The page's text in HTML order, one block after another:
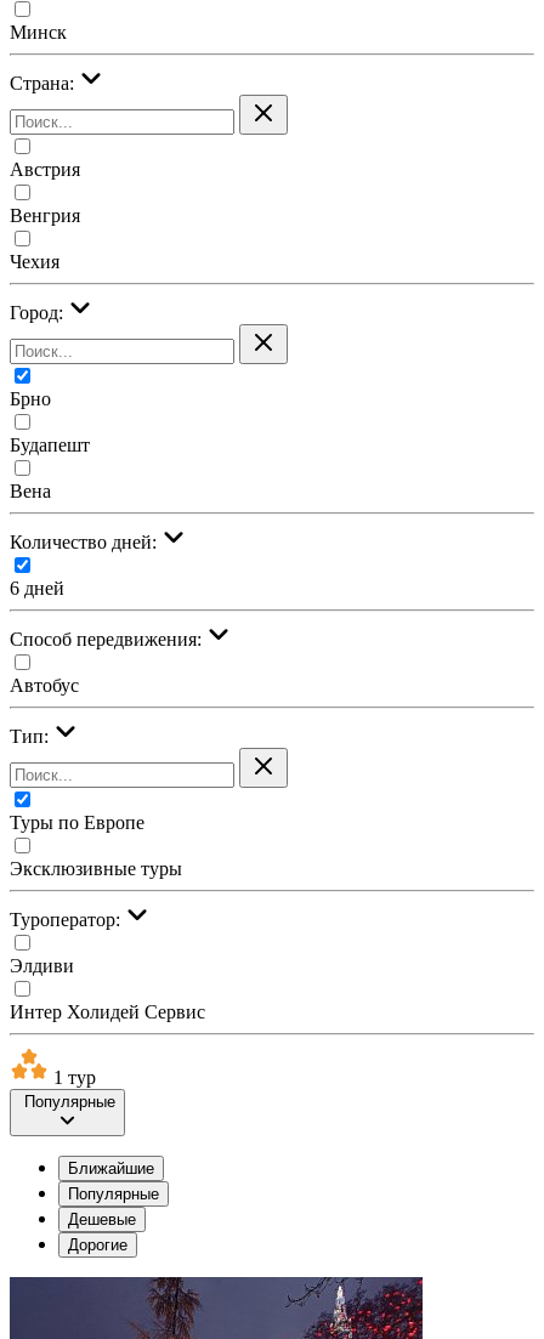
Минск
Страна:
Австрия
Венгрия
Чехия
Город:
Брно
Будапешт
Вена
Количество дней:
6 дней
Cпособ передвижения:
Автобус
Тип:
Туры по Европе
Эксклюзивные туры
Туроператор:
Элдиви
Интер Холидей Сервис
1 тур
Популярные
Ближайшие
Популярные
Дешевые
Дорогие